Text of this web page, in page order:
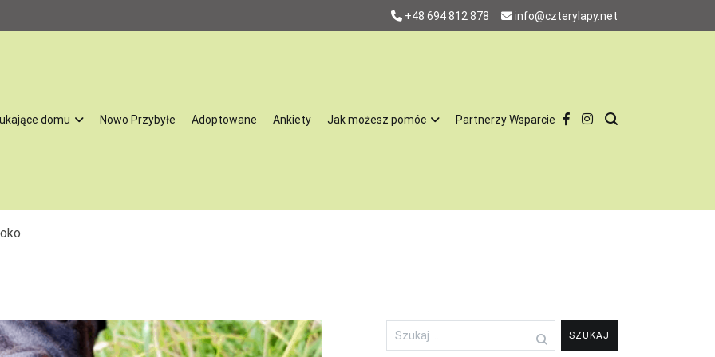
+48 694 812 878 info@czterylapy.net
skrzywdził człowiek. Zajmujemy się szukaniem psom i kotom nowych, odpowiedzialnych domów, nie chcemy by latami tkwiły w schronisku.
domu Nowo Przybyłe Adoptowane Ankiety Jak możesz pomóc Partnerzy Wsparcie
Szukaj: